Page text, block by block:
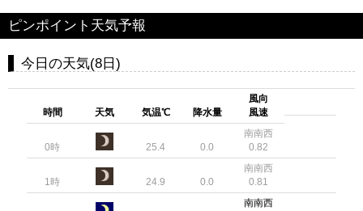
ピンポイント天気予報
今日の天気(8日)
時間 天気 気温℃ 降水量
風向
風速
0時 25.4 0.0
南南西
0.82
1時 24.9 0.0
南南西
0.81
南南西